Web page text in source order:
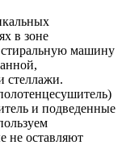
в зоне
стиральную машину
стеллажи.
и подведенные
не оставляют